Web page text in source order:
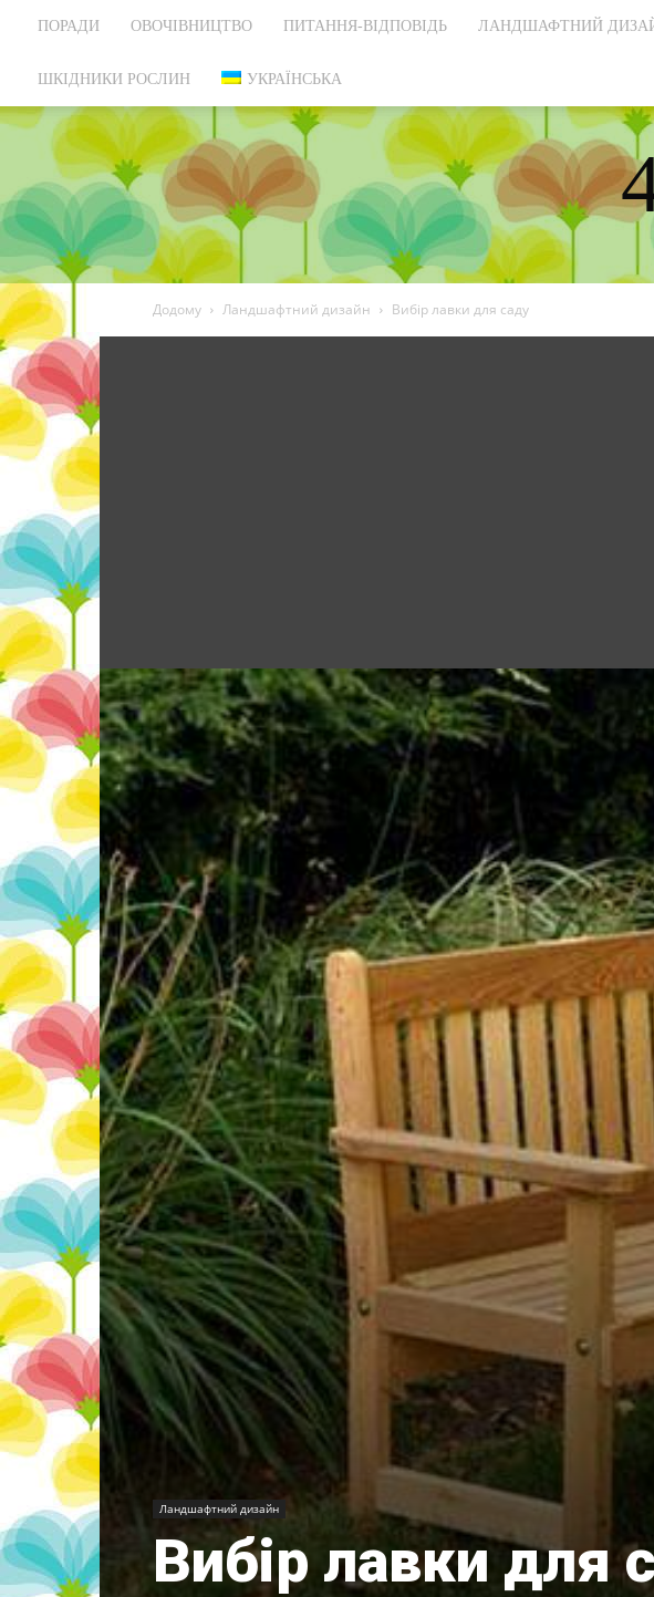
ПОРАДИ ОВОЧІВНИЦТВО ПИТАННЯ-ВІДПОВІДЬ ЛАНДШАФТНИЙ
ШКІДНИКИ РОСЛИН УКРАЇНСЬКА
Додому Ландшафтний дизайн Вибір лавки для саду
Ландшафтний дизайн
Вибір лавки для